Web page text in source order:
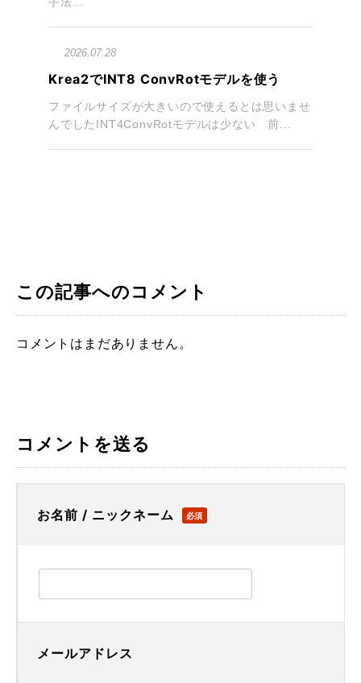
2026.07.28
Krea2でINT8 ConvRotモデルを使う
ファイルサイズが大きいので使えるとは思いませ
んでしたINT4ConvRotモデルは少ない 前...
この記事へのコメント
コメントはまだありません。
コメントを送る
お名前 / ニックネーム 必須
メールアドレス